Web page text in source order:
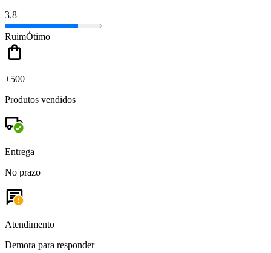
3.8
RuimÓtimo
+500
Produtos vendidos
Entrega
No prazo
Atendimento
Demora para responder